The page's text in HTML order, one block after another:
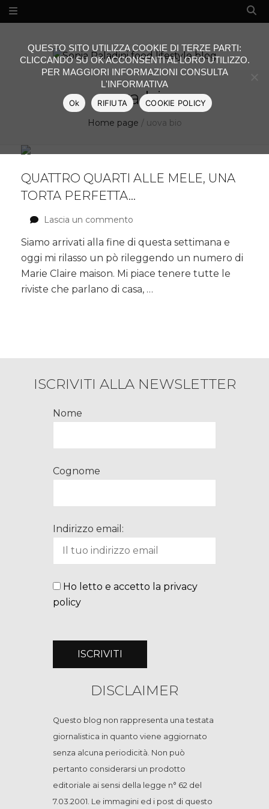
uova bio
Home page / uova bio
QUATTRO QUARTI ALLE MELE, UNA
TORTA PERFETTA…
Lascia un commento
quarti
alle
mele,
torta
Siamo arrivati alla fine di questa settimana e
oggi mi rilasso un pò rileggendo un numero di
Marie Claire maison. Mi piace tenere tutte le
riviste che parlano di casa, …
QUESTO SITO UTILIZZA COOKIE DI TERZE PARTI:
CLICCANDO SU OK ACCONSENTI AL LORO UTILIZZO.
PER MAGGIORI INFORMAZIONI CONSULTA
L'INFORMATIVA
Ok RIFIUTA COOKIE POLICY
ISCRIVITI ALLA NEWSLETTER
Nome
Cognome
Indirizzo email:
Ho letto e accetto la privacy
policy
DISCLAIMER
Questo blog non rappresenta una testata
giornalistica in quanto viene aggiornato
senza alcuna periodicità. Non può
pertanto considerarsi un prodotto
editoriale ai sensi della legge n° 62 del
7.03.2001. Le immagini ed i post di questo